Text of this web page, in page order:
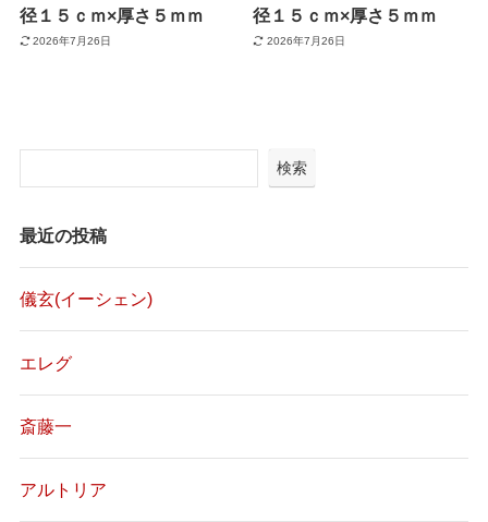
径１５ｃｍ×厚さ５ｍｍ
2026年7月26日
径１５ｃｍ×厚さ５ｍｍ
2026年7月26日
検索
最近の投稿
儀玄(イーシェン)
エレグ
斎藤一
アルトリア